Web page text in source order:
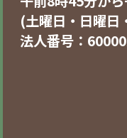
(土曜日・日曜日
法人番号：